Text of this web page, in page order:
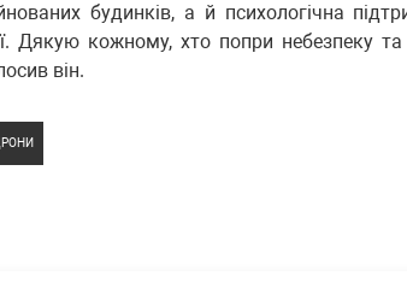
будинків, а й психологічна
Дякую кожному, хто попри небезпеку
він.